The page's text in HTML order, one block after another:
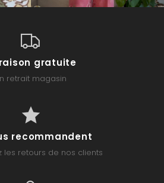
gratuite
retrait magasin
recommandent
les retours de nos clients